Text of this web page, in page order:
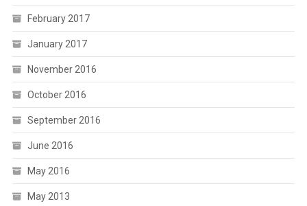
February 2017
January 2017
November 2016
October 2016
September 2016
June 2016
May 2016
May 2013